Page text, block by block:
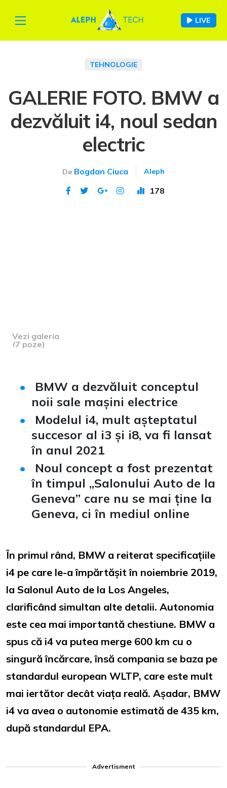
LIVE
TEHNOLOGIE
GALERIE FOTO. BMW a
dezvăluit i4, noul sedan
electric
De Bogdan Ciuca Aleph
178
Vezi galeria
(7 poze)
BMW a dezvăluit conceptul
noii sale mașini electrice
Modelul i4, mult așteptatul
succesor al i3 și i8, va fi lansat
în anul 2021
Noul concept a fost prezentat
în timpul „Salonului Auto de la
Geneva” care nu se mai ține la
Geneva, ci în mediul online
În primul rând, BMW a reiterat specificațiile
i4 pe care le-a împărtășit în noiembrie 2019,
la Salonul Auto de la Los Angeles,
clarificând simultan alte detalii. Autonomia
este cea mai importantă chestiune. BMW a
spus că i4 va putea merge 600 km cu o
singură încărcare, însă compania se baza pe
standardul european WLTP, care este mult
mai iertător decât viața reală. Așadar, BMW
i4 va avea o autonomie estimată de 435 km,
după standardul EPA.
Advertisment